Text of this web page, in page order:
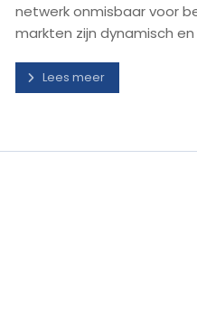
netwerk onmisbaar voor
markten zijn dynamisch
Lees meer